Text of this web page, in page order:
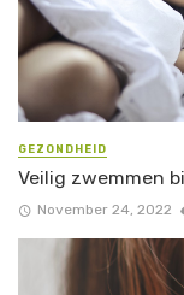
GEZONDHEID
Veilig zwemmen
November 24, 2022